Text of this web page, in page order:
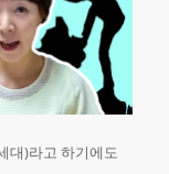
대)라고 하기에도